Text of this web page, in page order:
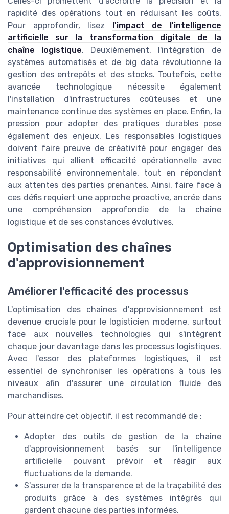
rapidité des opérations tout en réduisant les coûts.
Pour approfondir, lisez l'impact de l'intelligence
artificielle sur la transformation digitale de la
chaîne logistique. Deuxièmement, l'intégration de
systèmes automatisés et de big data révolutionne la
gestion des entrepôts et des stocks. Toutefois, cette
avancée technologique nécessite également
l'installation d'infrastructures coûteuses et une
maintenance continue des systèmes en place. Enfin, la
pression pour adopter des pratiques durables pose
également des enjeux. Les responsables logistiques
doivent faire preuve de créativité pour engager des
initiatives qui allient efficacité opérationnelle avec
responsabilité environnementale, tout en répondant
aux attentes des parties prenantes. Ainsi, faire face à
ces défis requiert une approche proactive, ancrée dans
une compréhension approfondie de la chaîne
logistique et de ses constances évolutives.
Optimisation des chaînes
d'approvisionnement
Améliorer l'efficacité des processus
L'optimisation des chaînes d'approvisionnement est
devenue cruciale pour le logisticien moderne, surtout
face aux nouvelles technologies qui s'intègrent
chaque jour davantage dans les processus logistiques.
Avec l'essor des plateformes logistiques, il est
essentiel de synchroniser les opérations à tous les
niveaux afin d'assurer une circulation fluide des
marchandises.
Pour atteindre cet objectif, il est recommandé de :
Adopter des outils de gestion de la chaîne
d'approvisionnement basés sur l'intelligence
artificielle pouvant prévoir et réagir aux
fluctuations de la demande.
S'assurer de la transparence et de la traçabilité des
produits grâce à des systèmes intégrés qui
gardent chacune des parties informées.